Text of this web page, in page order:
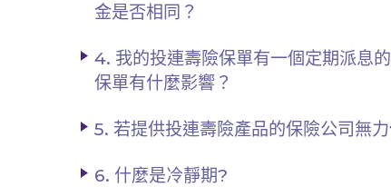
金是否相同？
4. 我的投連壽險保單有一個定期派息
保單有什麼影響？
5. 若提供投連壽險產品的保險公司無
6. 什麼是冷靜期?